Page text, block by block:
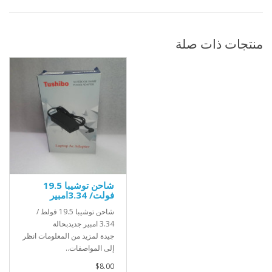
منتجات ذات صلة
شاحن توشيبا 19.5
فولت/ 3.34امبير
شاحن توشيبا 19.5 فولط /
3.34 امبير جديدبحالة
جيدة لمزيد من المعلومات انظر
إلى المواصفات..
$8.00